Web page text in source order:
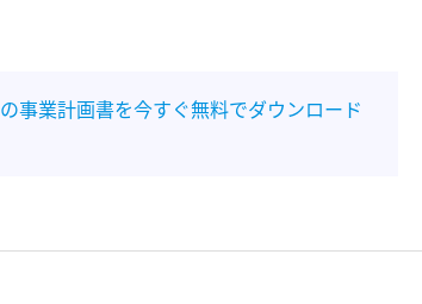
事業計画書を今すぐ無料でダウンロード